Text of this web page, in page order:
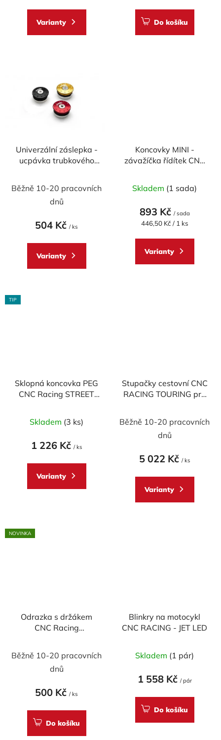
5,0
z
Varianty Do košíku
Univerzální záslepka -
ucpávka trubkového
Běžně 10-20 pracovních
dnů
504 Kč / ks
Varianty
Koncovky MINI -
závažíčka řídítek CNC
Skladem (1 sada)
893 Kč / sada
Měrná
446,50 Kč / 1 ks
Varianty
TIP
Sklopná koncovka PEG
CNC Racing STREET
Skladem (3 ks)
1 226 Kč / ks
Varianty
Stupačky cestovní CNC
RACING TOURING pro
Běžně 10-20 pracovních
dnů
5 022 Kč / ks
Varianty
NOVINKA
Odrazka s držákem
CNC Racing
Běžně 10-20 pracovních
dnů
500 Kč / ks
Do košíku
Blinkry na motocykl
CNC RACING - JET LED
Skladem (1 pár)
1 558 Kč / pár
Do košíku